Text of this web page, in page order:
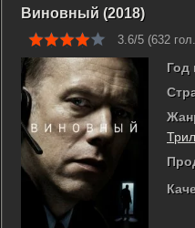
Виновный (2018)
3.6/5 (632
Год